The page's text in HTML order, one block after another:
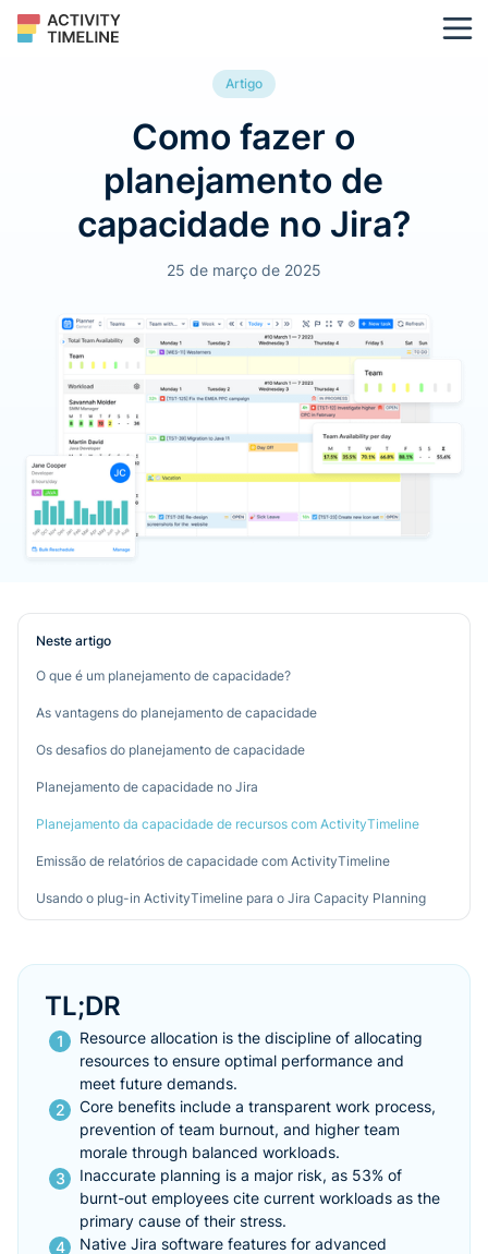
Artigo
Como fazer o
planejamento de
capacidade no Jira?
25 de março de 2025
Neste artigo
O que é um planejamento de capacidade?
As vantagens do planejamento de capacidade
Os desafios do planejamento de capacidade
Planejamento de capacidade no Jira
Planejamento da capacidade de recursos com ActivityTimeline
Emissão de relatórios de capacidade com ActivityTimeline
Usando o plug-in ActivityTimeline para o Jira Capacity Planning
TL;DR
Resource allocation is the discipline of allocating
resources to ensure optimal performance and
meet future demands.
Core benefits include a transparent work process,
prevention of team burnout, and higher team
morale through balanced workloads.
Inaccurate planning is a major risk, as 53% of
burnt-out employees cite current workloads as the
primary cause of their stress.
Native Jira software features for advanced